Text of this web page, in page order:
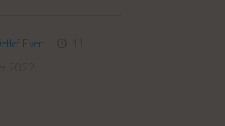
Even